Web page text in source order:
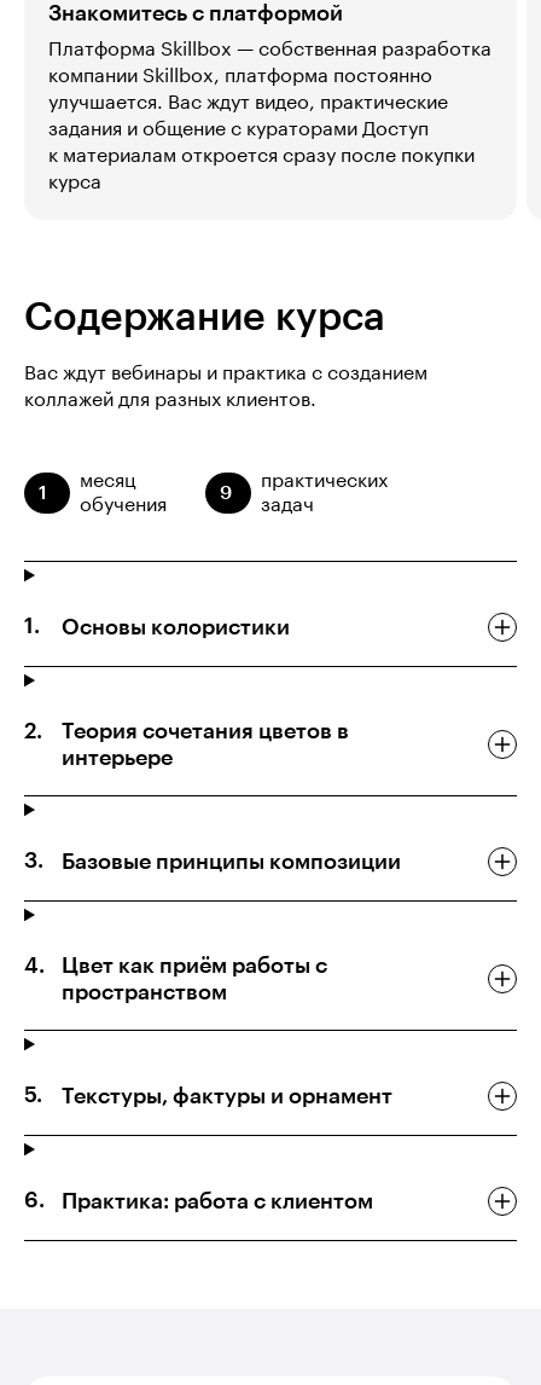
Знакомитесь с платформой
Платформа Skillbox — собственная разработка
компании Skillbox, платформа постоянно
улучшается. Вас ждут видео, практические
задания и общение с кураторами Доступ
к материалам откроется сразу после покупки
курса
Содержание курса
Вас ждут вебинары и практика с созданием
коллажей для разных клиентов.
1
месяц
обучения
9
практических
задач
Основы колористики
Теория сочетания цветов в
интерьере
Базовые принципы композиции
Цвет как приём работы с
пространством
Текстуры, фактуры и орнамент
Практика: работа с клиентом